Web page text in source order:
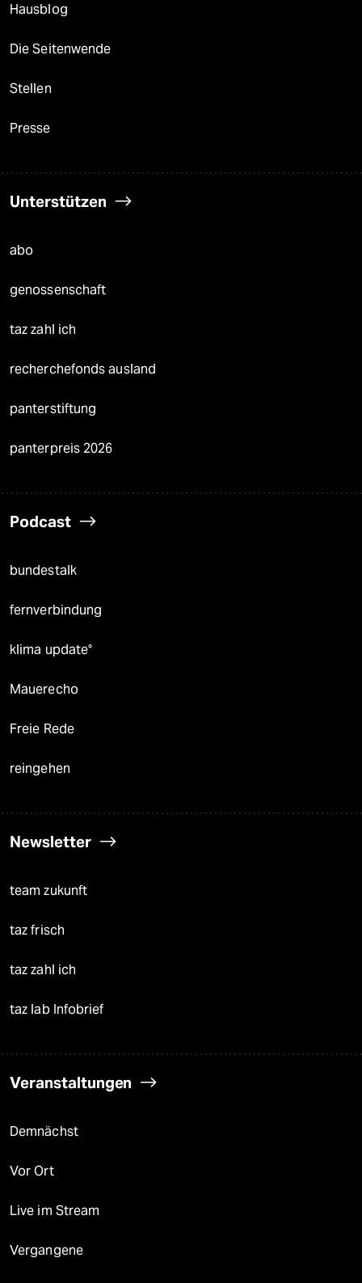
Hausblog
Die Seitenwende
Stellen
Presse
Unterstützen
abo
genossenschaft
taz zahl ich
recherchefonds ausland
panterstiftung
panterpreis 2026
Podcast
bundestalk
fernverbindung
klima update°
Mauerecho
Freie Rede
reingehen
Newsletter
team zukunft
taz frisch
taz zahl ich
taz lab Infobrief
Veranstaltungen
Demnächst
Vor Ort
Live im Stream
Vergangene